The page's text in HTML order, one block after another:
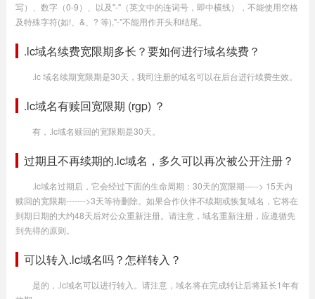
写）、数字（0-9）、以及"-"（英文中的连词号，即中横线），不能使用空格
及特殊字符(如!、&、? 等),"-"不能用作开头和结尾。
.lc域名续费宽限期多长？要如何进行域名续费？
.lc 域名续期宽限期是30天，我司注册的域名可以在后台进行续费生效。
.lc域名有赎回宽限期 (rgp) ？
有，.lc域名赎回的宽限期是30天。
过期且不再续期的.lc域名，多久可以再次被公开注册？
.lc域名过期后，它会经过下面的生命周期：30天的宽限期-----> 15天内
赎回的宽限期------->3天等待删除。如果合作伙伴不续期或恢复域名，它将在
到期日期的大约48天后对公众重新注册。请注意，域名重新注册，应遵循先
到先得的原则。
可以转入.lc域名吗？怎样转入？
是的，.lc域名可以进行转入。请注意，域名将在完成转让后将延长1年有